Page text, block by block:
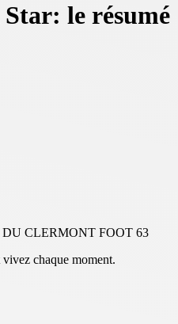
le résumé
CLERMONT FOOT 63
chaque moment.